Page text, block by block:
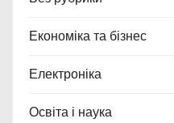
Економіка та бізнес
Електроніка
Освіта і наука